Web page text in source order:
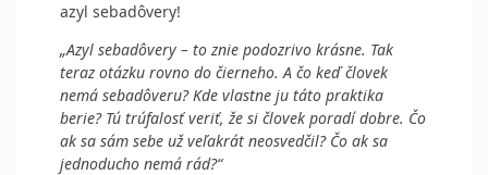
azyl sebadôvery!
„Azyl sebadôvery – to znie podozrivo krásne. Tak
teraz otázku rovno do čierneho. A čo keď človek
nemá sebadôveru? Kde vlastne ju táto praktika
berie? Tú trúfalosť veriť, že si človek poradí dobre. Čo
ak sa sám sebe už veľakrát neosvedčil? Čo ak sa
jednoducho nemá rád?“